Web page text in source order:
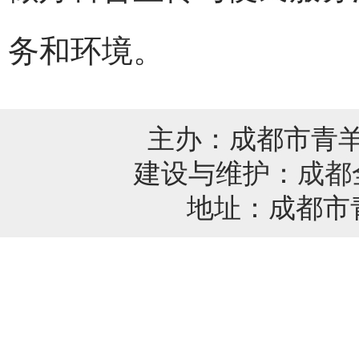
务和环境。
主办：成都市青
建设与维护： 成
地址：成都